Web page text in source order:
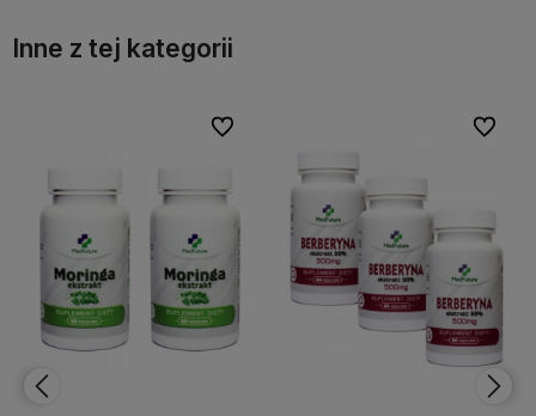
Inne z tej kategorii
Do ulubionych
Do ulubionych Do
Do